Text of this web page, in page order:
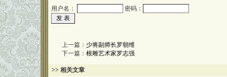
用户名：
密码：
上一篇： 少将副师长罗朝维
下一篇： 根雕艺术家罗志强
>> 相关文章